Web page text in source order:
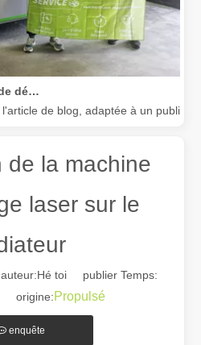
de blog, adaptée à un public
de la machine
laser sur le
toi publier Temps:
origine:Propulsé
enquête